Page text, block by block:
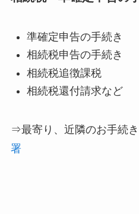
準確定申告の手続き
相続税申告の手続き
相続税追徴課税
相続税還付請求など
⇒最寄り、近隣のお手続き
署